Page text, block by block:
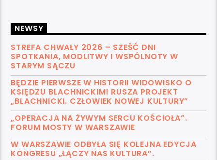
NEWSY
STREFA CHWAŁY 2026 – SZEŚĆ DNI
SPOTKANIA, MODLITWY I WSPÓLNOTY W
STARYM SĄCZU
BĘDZIE PIERWSZE W HISTORII WIDOWISKO O
KSIĘDZU BLACHNICKIM! RUSZA PROJEKT
„BLACHNICKI. CZŁOWIEK NOWEJ KULTURY”
„OPERACJA NA ŻYWYM SERCU KOŚCIOŁA”.
FORUM MOSTY W WARSZAWIE
W WARSZAWIE ODBYŁA SIĘ KOLEJNA EDYCJA
KONGRESU „ŁĄCZY NAS KULTURA”.